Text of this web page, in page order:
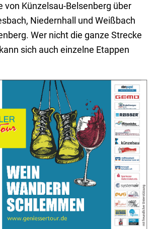
von Künzelsau-Belsenberg über
Niedernhall und Weißbach
Wer nicht die ganze Strecke
sich auch einzelne Etappen